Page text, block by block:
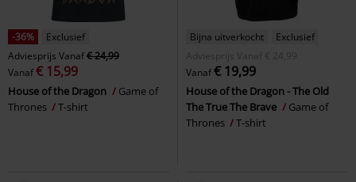
-36%
Exclusief
Adviesprijs Vanaf€ 24,99
Vanaf€ 15,99
House of the Dragon
Game of
Thrones
T-shirt
Bijna uitverkocht
Exclusief
Adviesprijs
Vanaf € 24,99
Vanaf€ 19,99
House of the Dragon - The Old
The True The Brave
Game of
Thrones
T-shirt